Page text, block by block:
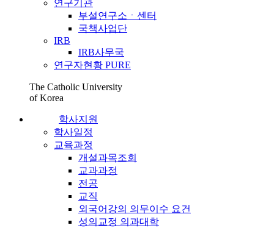
연구기관
부설연구소ㆍ센터
국책사업단
IRB
IRB사무국
연구자현황 PURE
The Catholic University
of Korea
학사지원
학사일정
교육과정
개설과목조회
교과과정
전공
교직
외국어강의 의무이수 요건
성의교정 의과대학